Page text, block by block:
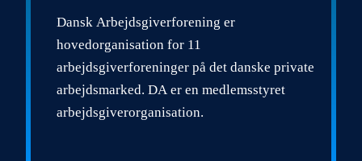
Dansk Arbejdsgiverforening er
hovedorganisation for 11
arbejdsgiverforeninger på det danske private
arbejdsmarked. DA er en medlemsstyret
arbejdsgiverorganisation.